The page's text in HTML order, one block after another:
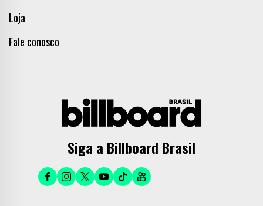
Loja
Fale conosco
Siga a Billboard Brasil